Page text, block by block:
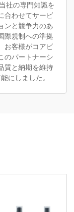
社の専門知識を
合わせてサービ
ンと競争力のあ
際規制への準拠
お客様がコアビ
のパートナーシ
質と納期を維持
にしました。